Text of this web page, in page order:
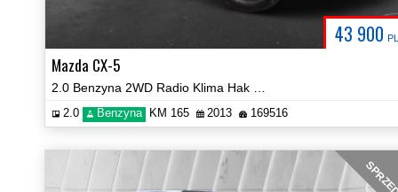
43 900
Mazda CX-5
2.0 Benzyna KM 165 2013 169516